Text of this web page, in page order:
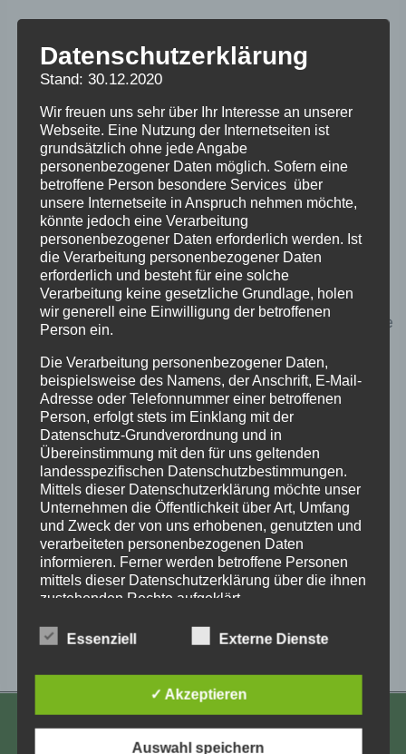
Aktivenschalte (Zoom) am 28.3.2023
Jeden letzten Dienstag im Monat findet die
Bundesvernetzungsrunde „Aktivenschalte“ mit
öffentlichen Vorträgen statt. Am
28.3.2023 wird der Soziologe
Graeffvon der Universität Kiel seine Studie zur
Verschickung nach St. Peter Ording vorstellen,
für die er Daten aus unserer großen
Verschickungskinder-Befragung ausgewertet
hat. Der Vortrag ist öffentlich und findet per
Zoom statt. Anmeldung und Link
sindhiererhältlich: buko@verschickungsheime.de
Zum Kalender hinzufügen
Veranstaltung-
Navigation
«Online-Workshop:
Worte
Marius Wilnat
KONTAKT
Datenschutzerklärung
Stand: 30.12.2020
Wir freuen uns sehr über Ihr Interesse an unserer
Webseite. Eine Nutzung der Internetseiten ist
grundsätzlich ohne jede Angabe
personenbezogener Daten möglich. Sofern eine
betroffene Person besondere Services über
unsere Internetseite in Anspruch nehmen möchte,
könnte jedoch eine Verarbeitung
personenbezogener Daten erforderlich werden. Ist
die Verarbeitung personenbezogener Daten
erforderlich und besteht für eine solche
Verarbeitung keine gesetzliche Grundlage, holen
wir generell eine Einwilligung der betroffenen
Person ein.
Die Verarbeitung personenbezogener Daten,
beispielsweise des Namens, der Anschrift, E-Mail-
Adresse oder Telefonnummer einer betroffenen
Person, erfolgt stets im Einklang mit der
Datenschutz-Grundverordnung und in
Übereinstimmung mit den für uns geltenden
landesspezifischen Datenschutzbestimmungen.
Mittels dieser Datenschutzerklärung möchte unser
Unternehmen die Öffentlichkeit über Art, Umfang
und Zweck der von uns erhobenen, genutzten und
verarbeiteten personenbezogenen Daten
informieren. Ferner werden betroffene Personen
mittels dieser Datenschutzerklärung über die ihnen
zustehenden Rechte aufgeklärt.
Wir haben als für die Verarbeitung Verantwortlicher
zahlreiche technische und organisatorische
lückenlosen Schutz der über diese Internetseite
verarbeiteten personenbezogenen Daten
Datenübertragungen grundsätzlich
Essenziell Externe Dienste
✓ Akzeptieren
Auswahl speichern